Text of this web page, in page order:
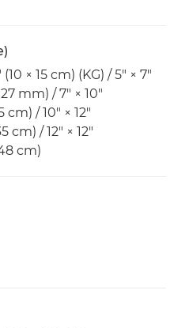
× 15 cm) (KG) / 5" × 7"
mm) / 7" × 10"
cm) / 10" × 12"
cm) / 12" × 12"
cm)